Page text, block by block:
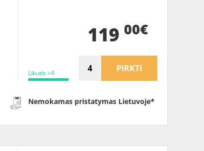
Likutis >4
119 00€
PIRKTI
Nemokamas pristatymas Lietuvoje*